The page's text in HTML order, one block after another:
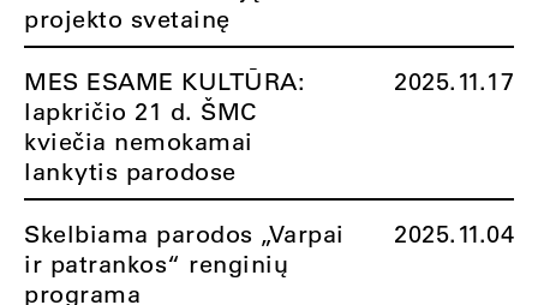
projekto svetainę
MES ESAME KULTŪRA:
lapkričio 21 d. ŠMC
kviečia nemokamai
lankytis parodose
2025.11.17
Skelbiama parodos „Varpai
ir patrankos“ renginių
programa
2025.11.04